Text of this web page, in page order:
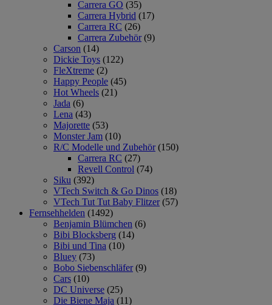
Carrera GO (35)
Carrera Hybrid (17)
Carrera RC (26)
Carrera Zubehör (9)
Carson (14)
Dickie Toys (122)
FleXtreme (2)
Happy People (45)
Hot Wheels (21)
Jada (6)
Lena (43)
Majorette (53)
Monster Jam (10)
R/C Modelle und Zubehör (150)
Carrera RC (27)
Revell Control (74)
Siku (392)
VTech Switch & Go Dinos (18)
VTech Tut Tut Baby Flitzer (57)
Fernsehhelden (1492)
Benjamin Blümchen (6)
Bibi Blocksberg (14)
Bibi und Tina (10)
Bluey (73)
Bobo Siebenschläfer (9)
Cars (10)
DC Universe (25)
Die Biene Maja (11)